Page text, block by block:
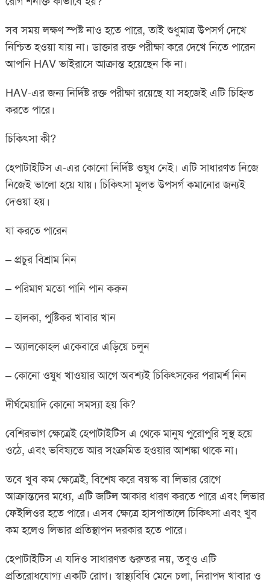
সব সময় লক্ষণ স্পষ্ট নাও হতে পারে, তাই শুধুমাত্র উপসর্গ দেখে
নিশ্চিত হওয়া যায় না। ডাক্তার রক্ত পরীক্ষা করে দেখে নিতে পারেন
আপনি HAV ভাইরাসে আক্রান্ত হয়েছেন কি না।
HAV-এর জন্য নির্দিষ্ট রক্ত পরীক্ষা রয়েছে যা সহজেই এটি চিহ্নিত
করতে পারে।
চিকিৎসা কী?
হেপাটাইটিস এ-এর কোনো নির্দিষ্ট ওষুধ নেই। এটি সাধারণত নিজে
নিজেই ভালো হয়ে যায়। চিকিৎসা মূলত উপসর্গ কমানোর জন্যই
দেওয়া হয়।
যা করতে পারেন
– প্রচুর বিশ্রাম নিন
– পরিমাণ মতো পানি পান করুন
– হালকা, পুষ্টিকর খাবার খান
– অ্যালকোহল একেবারে এড়িয়ে চলুন
– কোনো ওষুধ খাওয়ার আগে অবশ্যই চিকিৎসকের পরামর্শ নিন
দীর্ঘমেয়াদি কোনো সমস্যা হয় কি?
বেশিরভাগ ক্ষেত্রেই হেপাটাইটিস এ থেকে মানুষ পুরোপুরি সুস্থ হয়ে
ওঠে, এবং ভবিষ্যতে আর সংক্রমিত হওয়ার আশঙ্কা থাকে না।
তবে খুব কম ক্ষেত্রেই, বিশেষ করে বয়স্ক বা লিভার রোগে
আক্রান্তদের মধ্যে, এটি জটিল আকার ধারণ করতে পারে এবং লিভার
ফেইলিওর হতে পারে। এসব ক্ষেত্রে হাসপাতালে চিকিৎসা এবং খুব
কম হলেও লিভার প্রতিস্থাপন দরকার হতে পারে।
হেপাটাইটিস এ যদিও সাধারণত গুরুতর নয়, তবুও এটি
প্রতিরোধযোগ্য একটি রোগ। স্বাস্থ্যবিধি মেনে চলা, নিরাপদ খাবার ও